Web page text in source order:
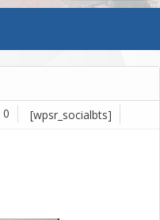
0 [wpsr_socialbts]